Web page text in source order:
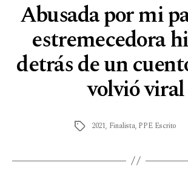
Abusada por mi
estremecedora
detrás de un
volvió viral
2021, Finalista, PPE Escrito